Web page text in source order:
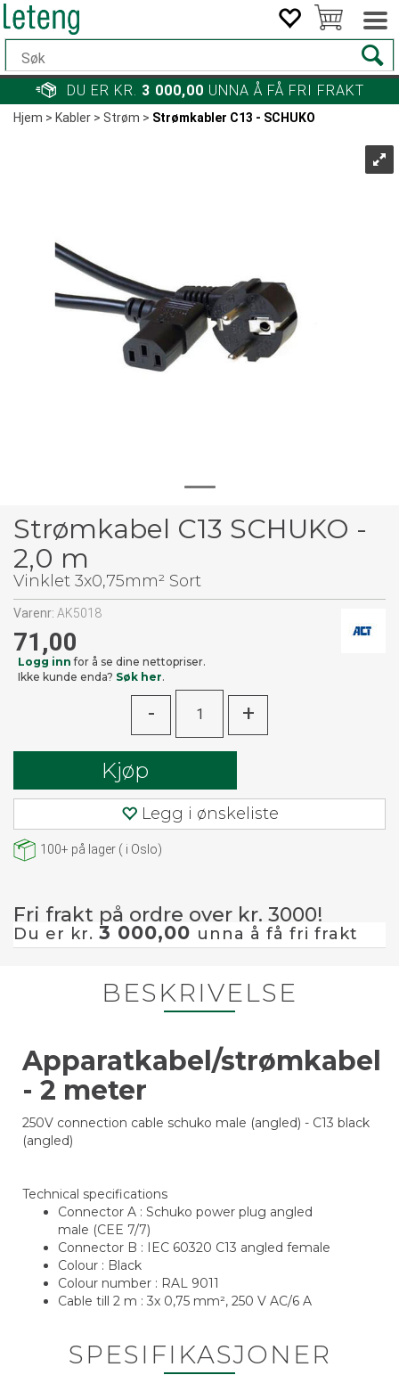
DU ER KR. 3 000,00 UNNA Å FÅ FRI FRAKT
Hjem>Kabler>Strøm>Strømkabler C13 - SCHUKO
Strømkabel C13 SCHUKO -
2,0 m
Vinklet 3x0,75mm² Sort
Varenr: AK5018
71,00
Logg inn for å se dine nettopriser.
Ikke kunde enda? Søk her.
- +
Kjøp
Legg i ønskeliste
100+ på lager ( i Oslo)
Fri frakt på ordre over kr. 3000!
Du er kr. 3 000,00 unna å få fri frakt
BESKRIVELSE
Apparatkabel/strømkabel
- 2 meter
250V connection cable schuko male (angled) - C13 black
(angled)
Technical specifications
Connector A : Schuko power plug angled
male (CEE 7/7)
Connector B : IEC 60320 C13 angled female
Colour : Black
Colour number : RAL 9011
Cable till 2 m : 3x 0,75 mm², 250 V AC/6 A
SPESIFIKASJONER